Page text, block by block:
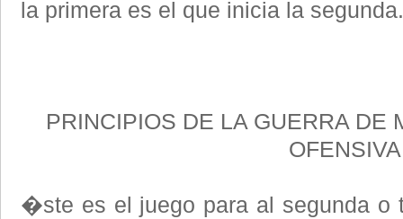
la primera es el que inicia la segunda.
PRINCIPIOS DE LA GUERRA DE
OFENSIVA
�ste es el juego para al segunda o